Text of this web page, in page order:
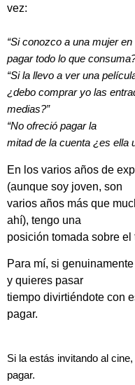
vez:
“Si conozco a una mujer
pagar todo lo que
“Si la llevo a ver una
¿debo comprar yo las
medias?”
“No ofreció pagar la
mitad de la cuenta ¿es ella
En los varios años de
(aunque soy joven, son
varios años más que
ahí), tengo una
posición tomada sobre el
Para mí, si
y quieres pasar
tiempo divirtiéndote con
pagar.
Si la estás invitando al
pagar.